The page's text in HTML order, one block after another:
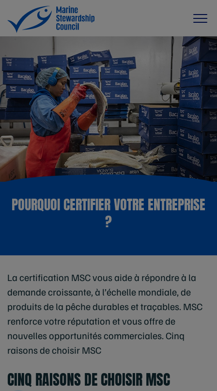
POURQUOI CERTIFIER VOTRE ENTREPRISE
?
La certification MSC vous aide à répondre à la
demande croissante, à l’échelle mondiale, de
produits de la pêche durables et traçables. MSC
renforce votre réputation et vous offre de
nouvelles opportunités commerciales. Cinq
raisons de choisir MSC
CINQ RAISONS DE CHOISIR MSC